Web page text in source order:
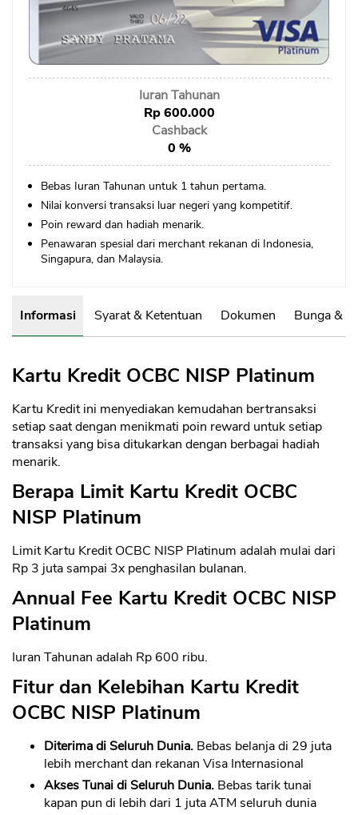
Sekuritas Saham
Bank Digital
Asuransi
Asuransi Jiwa
Asuransi Kesehatan
Asuransi Syariah
Iuran Tahunan
Rp 600.000
Cashback
0 %
Bebas Iuran Tahunan untuk 1 tahun pertama.
Nilai konversi transaksi luar negeri yang kompetitif.
Poin reward dan hadiah menarik.
Penawaran spesial dari merchant rekanan di Indonesia,
Singapura, dan Malaysia.
Informasi Syarat & Ketentuan Dokumen Bunga &
Kartu Kredit OCBC NISP Platinum
Kartu Kredit ini menyediakan kemudahan bertransaksi
setiap saat dengan menikmati poin reward untuk setiap
transaksi yang bisa ditukarkan dengan berbagai hadiah
menarik.
Berapa Limit Kartu Kredit OCBC
NISP Platinum
Limit Kartu Kredit OCBC NISP Platinum adalah mulai dari
Rp 3 juta sampai 3x penghasilan bulanan.
Annual Fee Kartu Kredit OCBC NISP
Platinum
Iuran Tahunan adalah Rp 600 ribu.
Fitur dan Kelebihan Kartu Kredit
OCBC NISP Platinum
Diterima di Seluruh Dunia. Bebas belanja di 29 juta
lebih merchant dan rekanan Visa Internasional
Akses Tunai di Seluruh Dunia. Bebas tarik tunai
kapan pun di lebih dari 1 juta ATM seluruh dunia